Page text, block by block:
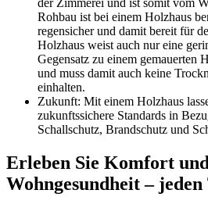
der Zimmerei und ist somit vom
Rohbau ist bei einem Holzhaus
regensicher und damit bereit für
Holzhaus weist auch nur eine
Gegensatz zu einem gemauerten
und muss damit auch keine
einhalten.
Zukunft: Mit einem Holzhaus
zukunftssichere Standards in
Schallschutz, Brandschutz und
Erleben Sie Komfort und
Wohngesundheit – jeden